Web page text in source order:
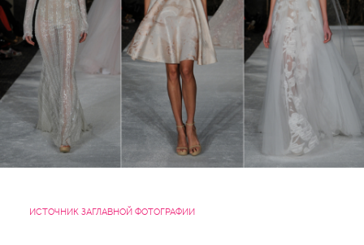
ИСТОЧНИК ЗАГЛАВНОЙ ФОТОГРАФИИ